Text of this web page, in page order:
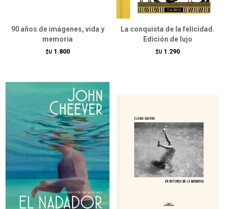
90 años de imágenes, vida y
memoria
$U 1.800
La conquista de la felicidad.
Edición de lujo
$U 1.290